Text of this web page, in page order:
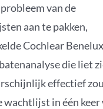
van de
aan te pakken,
Cochlear
die liet
effectief
wachtlijst in één keer